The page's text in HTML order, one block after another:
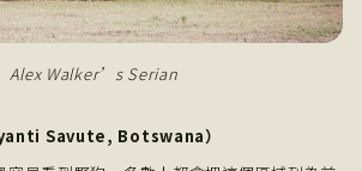
Alex Walker’s Serian
Savute, Botswana）